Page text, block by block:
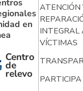
en
Centro
de
relevo
ATENCIÓN
INTEGRAL
VÍCTIMAS
PARTICIPA